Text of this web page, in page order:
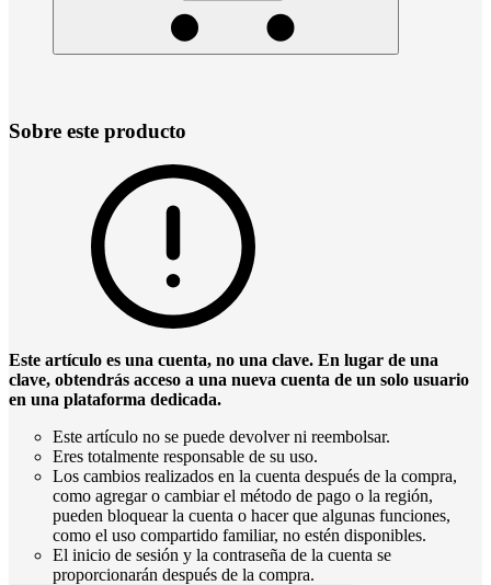
Sobre este producto
Este artículo es una cuenta, no una clave. En lugar de una
clave, obtendrás acceso a una nueva cuenta de un solo usuario
en una plataforma dedicada.
Este artículo no se puede devolver ni reembolsar.
Eres totalmente responsable de su uso.
Los cambios realizados en la cuenta después de la compra,
como agregar o cambiar el método de pago o la región,
pueden bloquear la cuenta o hacer que algunas funciones,
como el uso compartido familiar, no estén disponibles.
El inicio de sesión y la contraseña de la cuenta se
proporcionarán después de la compra.